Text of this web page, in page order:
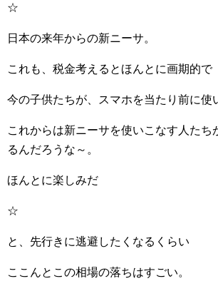
☆
日本の来年からの新ニーサ。
これも、税金考えるとほんとに画期的で
今の子供たちが、スマホを当たり前に使
これからは新ニーサを使いこなす人たち
るんだろうな～。
ほんとに楽しみだ
☆
と、先行きに逃避したくなるくらい
ここんとこの相場の落ちはすごい。